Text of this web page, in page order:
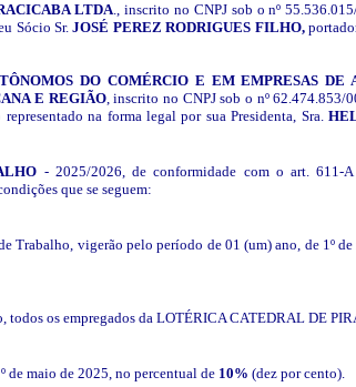
LTDA., inscrito no CNPJ sob o nº
Sócio Sr.JOSÉ PEREZ RODRIGUES FILHO,
DO COMÉRCIO E EM EMPRESAS DE
E REGIÃO, inscrito no CNPJ sob o nº
na forma legal por sua Presidenta, Sra.
- 2025/2026, de conformidade com o art. 611-
que se seguem:
Trabalho, vigerão pelo período de 01 (um) ano, de 1º
todos os empregados da LOTÉRICA CATEDRAL DE
de maio de 2025, no percentual de 10% (dez por cento).